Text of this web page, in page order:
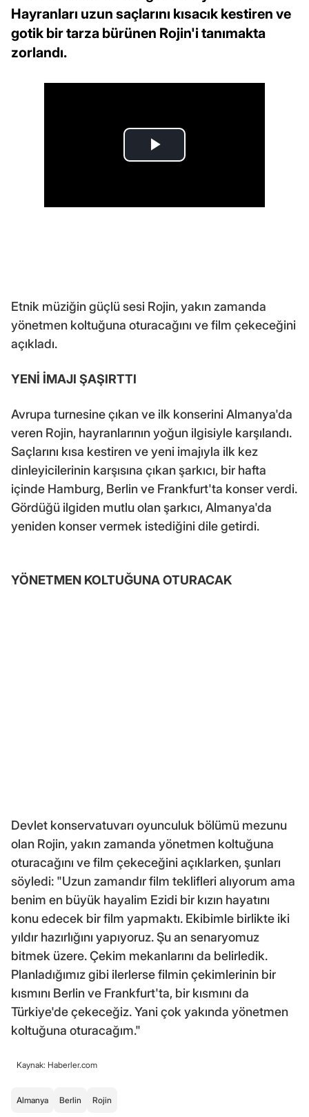
Hayranları uzun saçlarını kısacık kestiren ve
gotik bir tarza bürünen Rojin'i tanımakta
zorlandı.
Etnik müziğin güçlü sesi Rojin, yakın zamanda
yönetmen koltuğuna oturacağını ve film çekeceğini
açıkladı.
YENİ İMAJI ŞAŞIRTTI
Avrupa turnesine çıkan ve ilk konserini Almanya'da
veren Rojin, hayranlarının yoğun ilgisiyle karşılandı.
Saçlarını kısa kestiren ve yeni imajıyla ilk kez
dinleyicilerinin karşısına çıkan şarkıcı, bir hafta
içinde Hamburg, Berlin ve Frankfurt'ta konser verdi.
Gördüğü ilgiden mutlu olan şarkıcı, Almanya'da
yeniden konser vermek istediğini dile getirdi.
YÖNETMEN KOLTUĞUNA OTURACAK
Devlet konservatuvarı oyunculuk bölümü mezunu
olan Rojin, yakın zamanda yönetmen koltuğuna
oturacağını ve film çekeceğini açıklarken, şunları
söyledi: "Uzun zamandır film teklifleri alıyorum ama
benim en büyük hayalim Ezidi bir kızın hayatını
konu edecek bir film yapmaktı. Ekibimle birlikte iki
yıldır hazırlığını yapıyoruz. Şu an senaryomuz
bitmek üzere. Çekim mekanlarını da belirledik.
Planladığımız gibi ilerlerse filmin çekimlerinin bir
kısmını Berlin ve Frankfurt'ta, bir kısmını da
Türkiye'de çekeceğiz. Yani çok yakında yönetmen
koltuğuna oturacağım."
Kaynak: Haberler.com
Almanya Berlin Rojin